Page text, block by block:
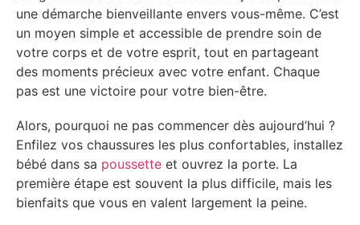
une démarche bienveillante envers vous-même. C’est
un moyen simple et accessible de prendre soin de
votre corps et de votre esprit, tout en partageant
des moments précieux avec votre enfant. Chaque
pas est une victoire pour votre bien-être.
Alors, pourquoi ne pas commencer dès aujourd’hui ?
Enfilez vos chaussures les plus confortables, installez
bébé dans sa poussette et ouvrez la porte. La
première étape est souvent la plus difficile, mais les
bienfaits que vous en valent largement la peine.